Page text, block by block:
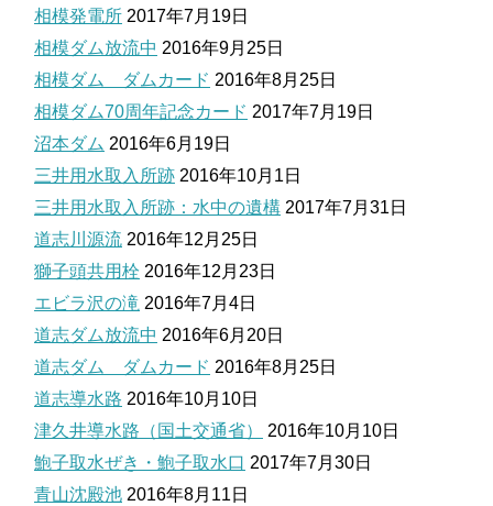
相模発電所 2017年7月19日
相模ダム放流中 2016年9月25日
相模ダム ダムカード 2016年8月25日
相模ダム70周年記念カード 2017年7月19日
沼本ダム 2016年6月19日
三井用水取入所跡 2016年10月1日
三井用水取入所跡：水中の遺構 2017年7月31日
道志川源流 2016年12月25日
獅子頭共用栓 2016年12月23日
エビラ沢の滝 2016年7月4日
道志ダム放流中 2016年6月20日
道志ダム ダムカード 2016年8月25日
道志導水路 2016年10月10日
津久井導水路（国土交通省）
2016年10月10日
鮑子取水ぜき・鮑子取水口 2017年7月30日
青山沈殿池 2016年8月11日